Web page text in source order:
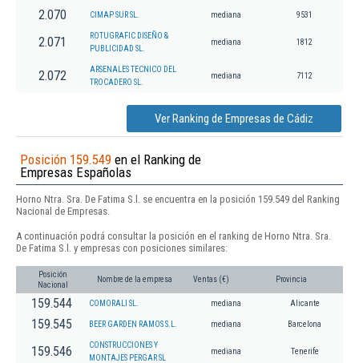
2.070 CIMAP SUR SL. mediana 9531
2.071
ROTUGRAFIC DISEÑO &
PUBLICIDAD SL.
mediana 1812
2.072
ARSENALES TECNICO DEL
TROCADERO SL.
mediana 7112
Ver Ranking de Empresas de Cádiz
Posición 159.549 en el Ranking de
Empresas Españolas
Horno Ntra. Sra. De Fatima S.l. se encuentra en la posición 159.549 del Ranking
Nacional de Empresas.
A continuación podrá consultar la posición en el ranking de Horno Ntra. Sra.
De Fatima S.l. y empresas con posiciones similares:
Posición
Nacional
Nombre de la empresa Ventas (€) Provincia
159.544 COMORALI SL. mediana Alicante
159.545 BEER GARDEN RAMOS S.L. mediana Barcelona
159.546
CONSTRUCCIONES Y
MONTAJES PERGAR SL
mediana Tenerife